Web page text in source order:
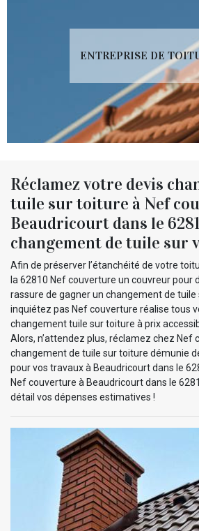
ENTREPRISE DE
Réclamez votre devis
tuile sur toiture à Nef
Beaudricourt dans le
changement de tuile sur
Afin de préserver l’étanchéité de votre
la 62810 Nef couverture un couvreur pour
rassure de gagner un changement de tuile
inquiétez pas Nef couverture réalise tous
changement tuile sur toiture à prix
Alors, n’attendez plus, réclamez chez Nef
changement de tuile sur toiture démunie
pour vos travaux à Beaudricourt dans le
Nef couverture à Beaudricourt dans le
détail vos dépenses estimatives !